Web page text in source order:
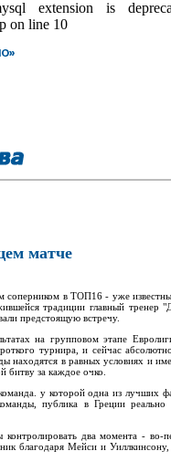
extension is
on line 10
матче
соперником в ТОП16 - уже
традиции главный тренер
предстоящую встречу.
на групповом этапе
турнира, и сейчас
находятся в равных условиях и
битву за каждое очко.
у которой одна из лучших
публика в Греции реально
два момента -
благодаря Мейси и